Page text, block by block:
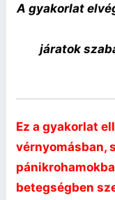
A gyakorlat
járatok
Ez a gyakorlat
vérnyomásban,
betegségben